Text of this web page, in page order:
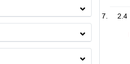
2.4